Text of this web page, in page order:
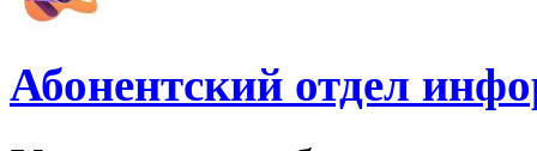
Абонентский отдел